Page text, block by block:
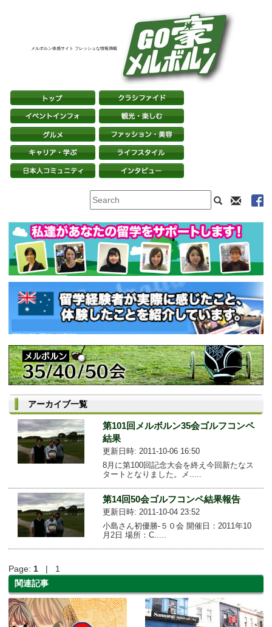
メルボルン体感サイト フレッシュな情報満載
アーカイブ一覧
第101回メルボルン35会ゴルフコンペ
結果
更新日時: 2011-10-06 16:50
8月に第100回記念大会を終え今回新たなス
タートとなりました。メ.....
第14回50会ゴルフコンペ結果報告
更新日時: 2011-10-04 23:52
小島さん初優勝-５０会 開催日：2011年10
月2日 場所：C.....
Page: 1 | 1
関連記事